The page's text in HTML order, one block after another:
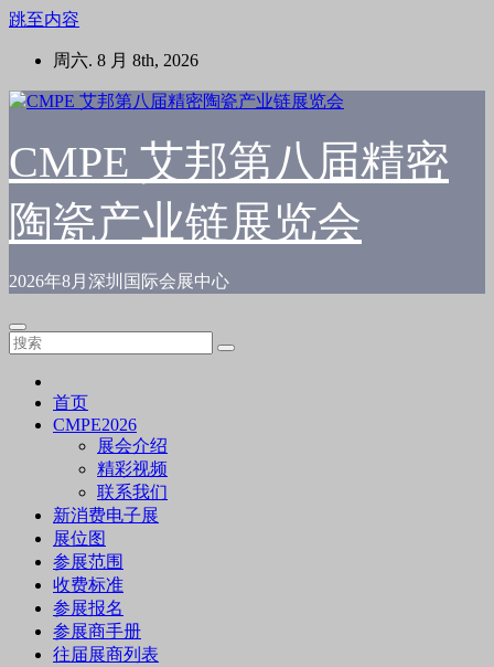
跳至内容
周六. 8 月 8th, 2026
CMPE 艾邦第八届精密
陶瓷产业链展览会
2026年8月深圳国际会展中心
首页
CMPE2026
展会介绍
精彩视频
联系我们
新消费电子展
展位图
参展范围
收费标准
参展报名
参展商手册
往届展商列表